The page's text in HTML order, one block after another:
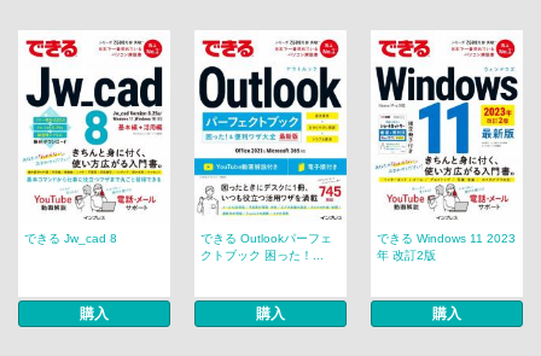
できる Jw_cad 8
購入
できる Outlookパーフェ
クトブック 困った！...
購入
できる Windows 11 2023
年 改訂2版
購入